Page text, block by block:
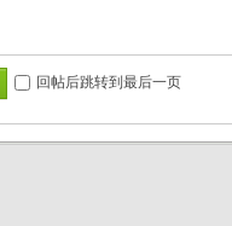
回帖后跳转到最后一页